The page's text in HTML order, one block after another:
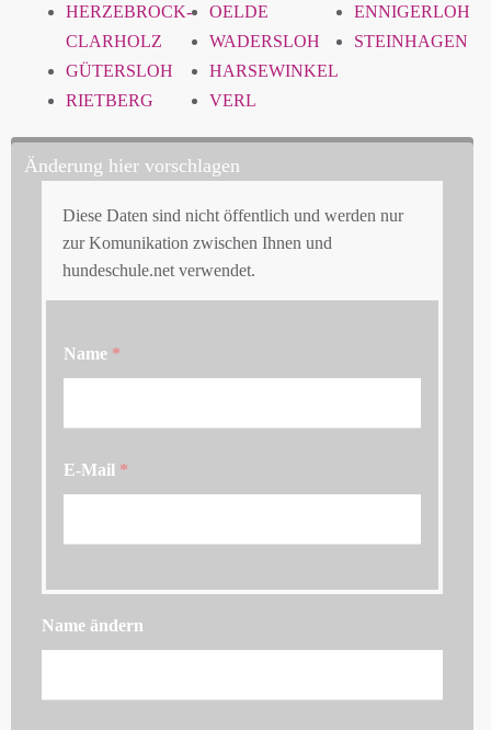
HERZEBROCK-
CLARHOLZ
GÜTERSLOH
RIETBERG
OELDE
WADERSLOH
HARSEWINKEL
VERL
ENNIGERLOH
STEINHAGEN
Änderung hier vorschlagen
Diese Daten sind nicht öffentlich und werden nur
zur Komunikation zwischen Ihnen und
hundeschule.net verwendet.
Name *
E-Mail *
Name ändern